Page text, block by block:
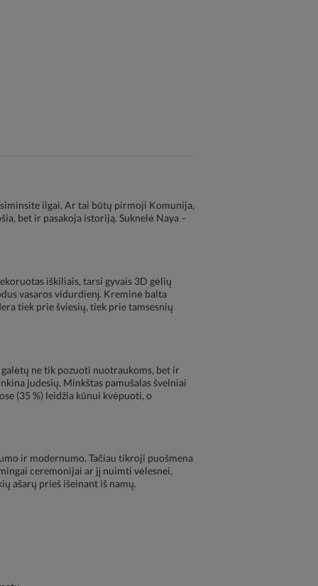
ilgai. Ar tai būtų pirmoji Komunija,
bet ir pasakoja istoriją. Suknelė Naya –
iškiliais, tarsi gyvais 3D gėlių
vasaros vidurdienį. Kreminė balta
tiek prie šviesių, tiek prie tamsesnių
ne tik pozuoti nuotraukoms, bet ir
judesių. Minkštas pamušalas švelniai
(35 %) leidžia kūnui kvėpuoti, o
ir modernumo. Tačiau tikroji puošmena
ceremonijai ar jį nuimti vėlesnei,
ašarų prieš išeinant iš namų.